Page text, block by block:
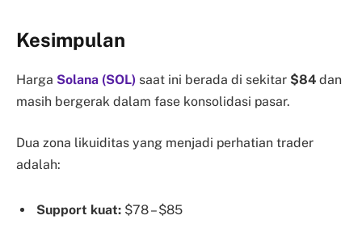
Kesimpulan
Harga Solana (SOL) saat ini berada di sekitar $84 dan
masih bergerak dalam fase konsolidasi pasar.
Dua zona likuiditas yang menjadi perhatian trader
adalah:
Support kuat: $78 – $85